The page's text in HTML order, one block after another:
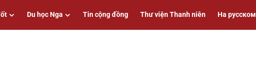
Du học Nga Tin cộng đồng Thư viện Thanh niên На русском